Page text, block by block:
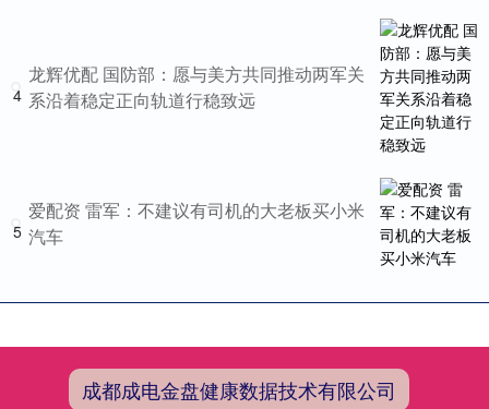
4
龙辉优配 国防部：愿与美方共同推动两军关
系沿着稳定正向轨道行稳致远
5
爱配资 雷军：不建议有司机的大老板买小米
汽车
成都成电金盘健康数据技术有限公司